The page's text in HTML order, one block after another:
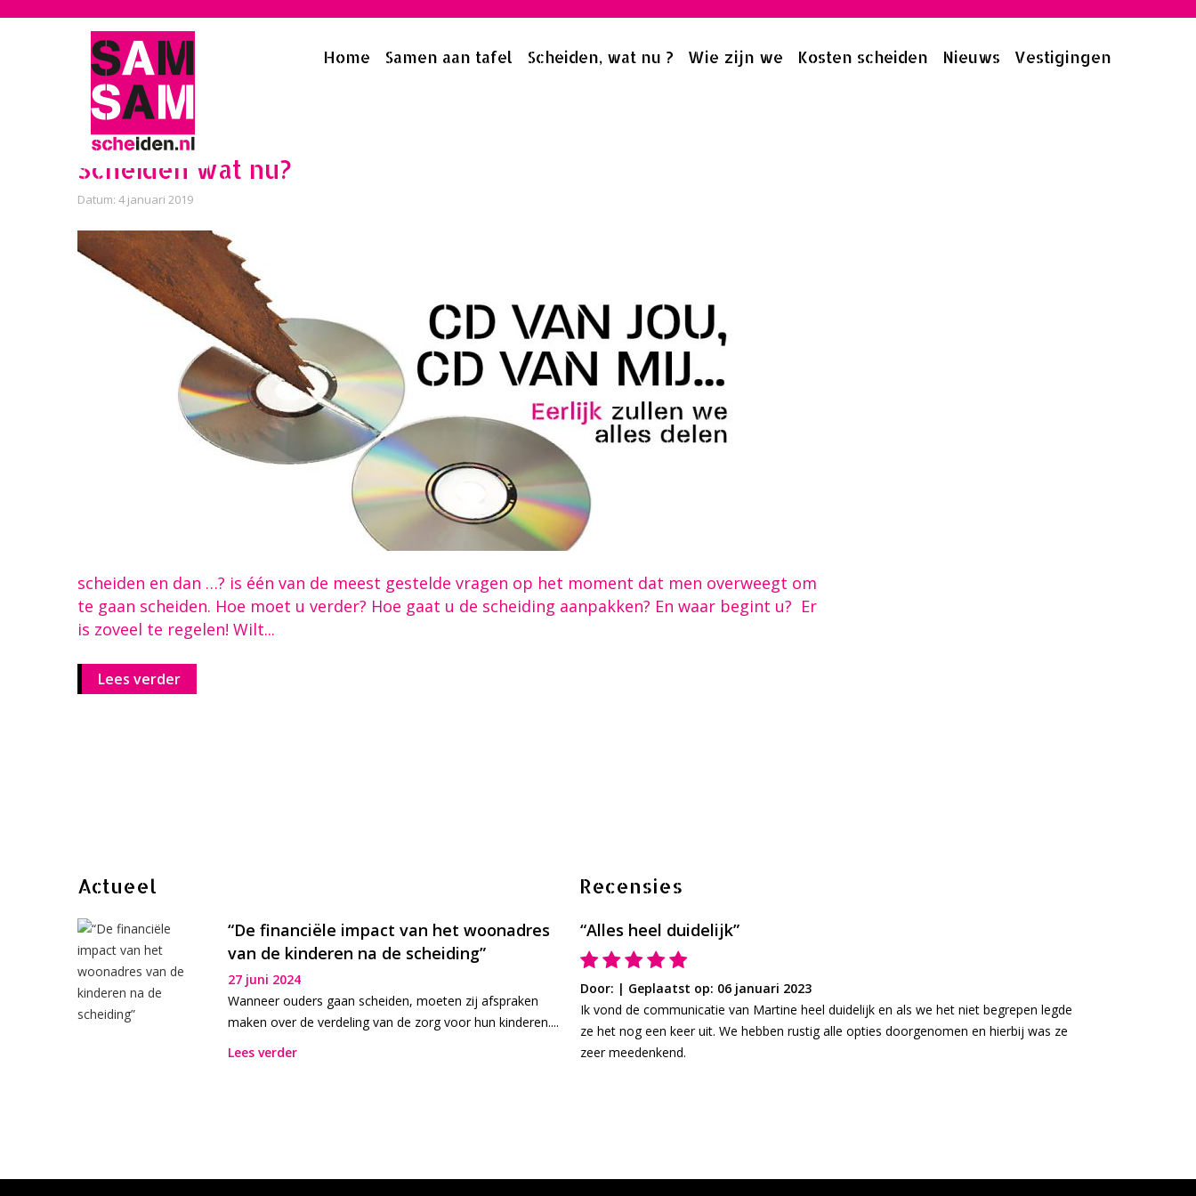
Home Samen aan tafel Scheiden, wat nu ? Wie zijn we Kosten scheiden Nieuws Vestigingen
Home »Cd van Jou
Scheiden wat nu?
Datum: 4 januari 2019
scheiden en dan …? is één van de meest gestelde vragen op het moment dat men overweegt om
te gaan scheiden. Hoe moet u verder? Hoe gaat u de scheiding aanpakken? En waar begint u? Er
is zoveel te regelen! Wilt...
Lees verder
Actueel
“De financiële impact van het woonadres
van de kinderen na de scheiding”
27 juni 2024
Wanneer ouders gaan scheiden, moeten zij afspraken
maken over de verdeling van de zorg voor hun kinderen....
Lees verder
Recensies
“Zeer tevreden”
Door: Chantal |
Geplaatst op: 14 februari 2023
Vanaf het eerste moment was er vertrouwen en begrip. Snelle reacties op mail e.d. Ik
zou zeker een aanbeveling doen.
“Alles heel duidelijk”
Door: | Geplaatst op: 06 januari 2023
Ik vond de communicatie van Martine heel duidelijk en als we het niet begrepen legde
ze het nog een keer uit. We hebben rustig alle opties doorgenomen en hierbij was ze
zeer meedenkend.